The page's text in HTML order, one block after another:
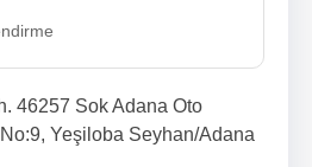
46257 Sok Adana Oto
Yeşiloba Seyhan/Adana